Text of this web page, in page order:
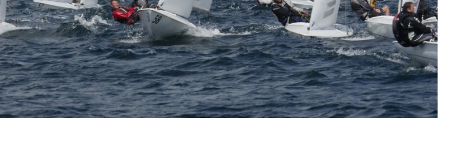
13Fév
Class40,Classe Ultim 32/23,Course au Large,IMOCA,Multi50 - Ocean Fifty,Transat Café l'Or,Transat Jacques Vabre
4 classes, 4 parcours, 4 duos vainqueurs